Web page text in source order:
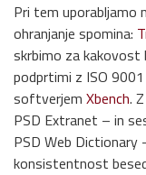
Pri tem uporabljamo
ohranjanje spomina:
skrbimo za kakovost
podprtimi z ISO
softverjem Xbench.
PSD Extranet – in
PSD Web
konsistentnost